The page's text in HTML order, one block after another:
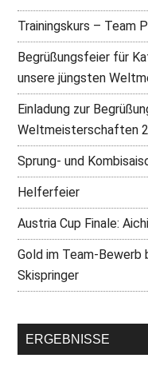
Trainingskurs – Team
Begrüßungsfeier für
unsere jüngsten
Einladung zur
Weltmeisterschaften
Sprung- und
Helferfeier
Austria Cup Finale:
Gold im Team-Bewerb
Skispringer
ERGEBNISSE